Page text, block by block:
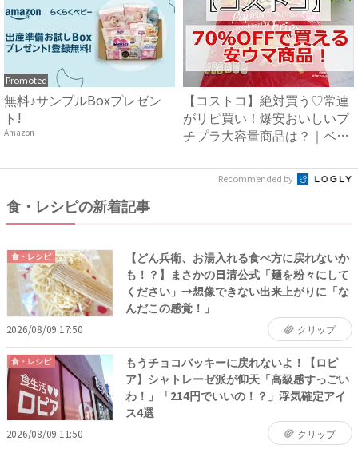
Promoted
無料♪サンプルBoxプレゼン
ト!
Amazon
【コストコ】絶対買う♡常連
がリピ買い！爆安おいしいプ
チプラ大容量商品は？｜ベビ
Recommended by
食・レシピの新着記事
食・レシピ
【どん兵衛、お湯入れる食べ方に戻れないか
も！？】まさかの日清公式「麺を粉々にして
ください」→想像できない出来上がりに「な
んだこの感覚！」
2026/08/09 17:50 クリップ
食・レシピ
もうチョコバッキーに戻れないよ！【ロピ
ア】シャトレーゼ派が仰天「高級感すっごい
わ！」「214円でいいの！？」浮気確定アイ
ス4選
2026/08/09 11:50 クリップ